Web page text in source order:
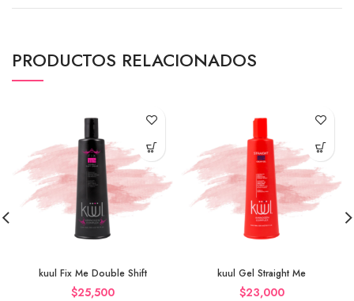
PRODUCTOS RELACIONADOS
kuul Fix Me Double Shift
$25,500
kuul Gel Straight Me
$23,000